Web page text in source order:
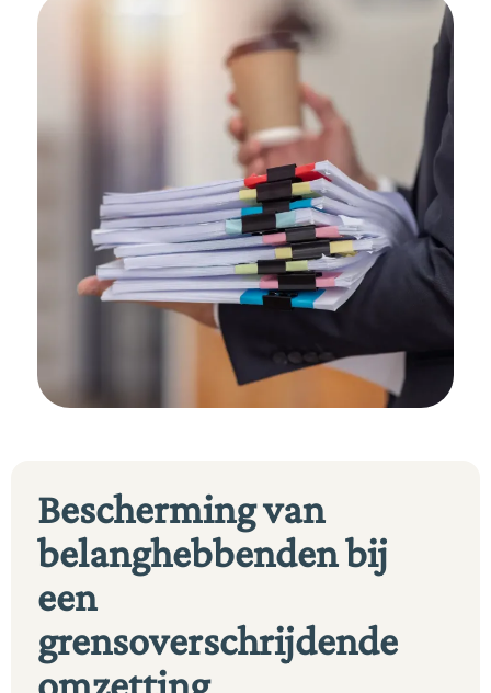
Bescherming van
belanghebbenden bij
een
grensoverschrijdende